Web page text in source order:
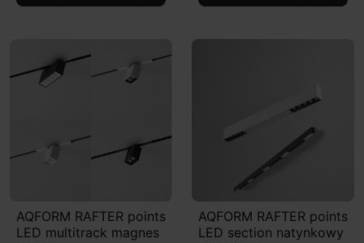
AQFORM RAFTER points
LED multitrack magnes
AQFORM RAFTER points
LED section natynkowy